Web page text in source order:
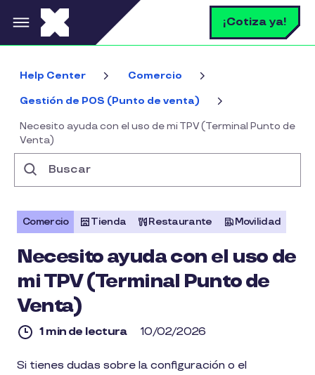
Pasar al contenido principal ¡Cotiza ya!
Help Center Comercio
Gestión de POS (Punto de venta)
Necesito ayuda con el uso de mi TPV (Terminal Punto de
Venta)
Comercio Tienda Restaurante Movilidad
Necesito ayuda con el uso de
mi TPV (Terminal Punto de
Venta)
1 min de lectura 10/02/2026
1
Si tienes dudas sobre la configuración o el